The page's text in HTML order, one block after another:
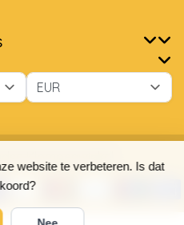
website te verbeteren. Is dat